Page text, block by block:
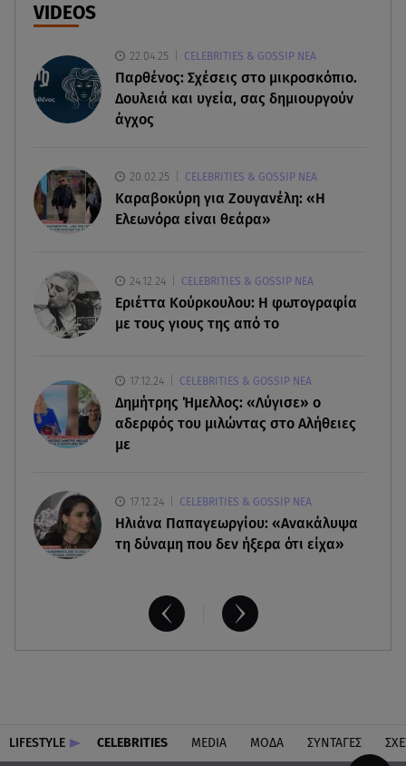
Άκης Παυλόπουλος: Η τρυφερή εξομολόγηση
της συζύγου του, Ελένης Φωτοπούλου
ο ρόλος του «συνδέσμου»
06.08.26 , 20:16
Αθηνά Οικονομάκου από την Μπόρα Μπόρα:
06.08.26 , 20:04
Σαμοθράκη: Συγκλονιστική διάσωση 15χρονης
από δύσβατο φαράγγι
06.08.26 , 19:44
Πότε δεν επιβάλλεται φόρος κληρονομιάς σε
τραπεζικές καταθέσεις
VIDEOS
22.04.25 CELEBRITIES & GOSSIP ΝΕΑ
Παρθένος: Σχέσεις στο μικροσκόπιο.
Δουλειά και υγεία, σας δημιουργούν
άγχος
20.02.25 CELEBRITIES & GOSSIP ΝΕΑ
Καραβοκύρη για Ζουγανέλη: «Η
Ελεωνόρα είναι θεάρα»
24.12.24 CELEBRITIES & GOSSIP ΝΕΑ
Εριέττα Κούρκουλου: Η φωτογραφία
με τους γιους της από το
17.12.24 CELEBRITIES & GOSSIP ΝΕΑ
Δημήτρης Ήμελλος: «Λύγισε» ο
αδερφός του μιλώντας στο Αλήθειες
με
17.12.24 CELEBRITIES & GOSSIP ΝΕΑ
Ηλιάνα Παπαγεωργίου: «Ανακάλυψα
τη δύναμη που δεν ήξερα ότι είχα»
LIFESTYLE CELEBRITIES MEDIA ΜΟΔΑ ΣΥΝΤΑΓΕΣ